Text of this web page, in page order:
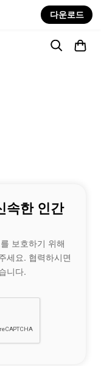
다운로드
속한 인간
보호하기 위해
세요. 협력하시면
니다.